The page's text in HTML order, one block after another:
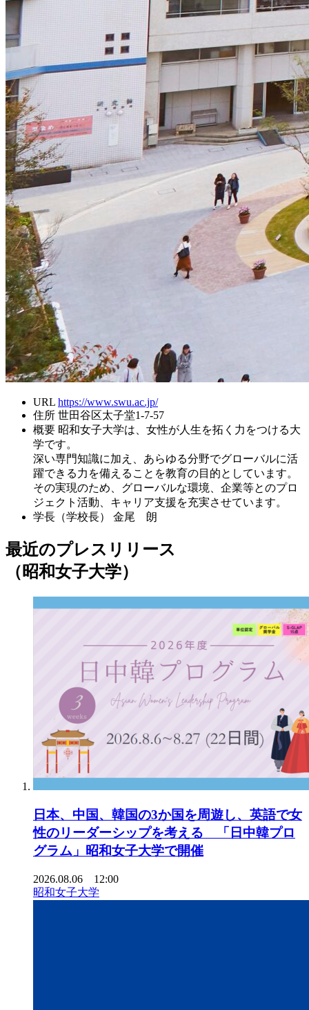
URL https://www.swu.ac.jp/
住所 世田谷区太子堂1-7-57
概要 昭和女子大学は、女性が人生を拓く力をつける大
学です。
深い専門知識に加え、あらゆる分野でグローバルに活
躍できる力を備えることを教育の目的としています。
その実現のため、グローバルな環境、企業等とのプロ
ジェクト活動、キャリア支援を充実させています。
学長（学校長）
金尾 朗
最近のプレスリリース
（昭和女子大学）
日本、中国、韓国の3か国を周遊し、英語で女
性のリーダーシップを考える 「日中韓プロ
グラム」昭和女子大学で開催
2026.08.06 12:00
昭和女子大学